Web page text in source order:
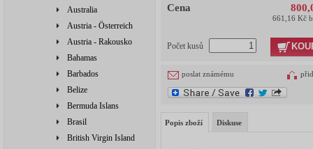
Australia
Austria - Österreich
Austria - Rakousko
Bahamas
Barbados
Belize
Bermuda Islans
Brasil
British Virgin Island
Cena
661,16 Kč
Počet kusů
poslat známému
Popis zboží Diskuse